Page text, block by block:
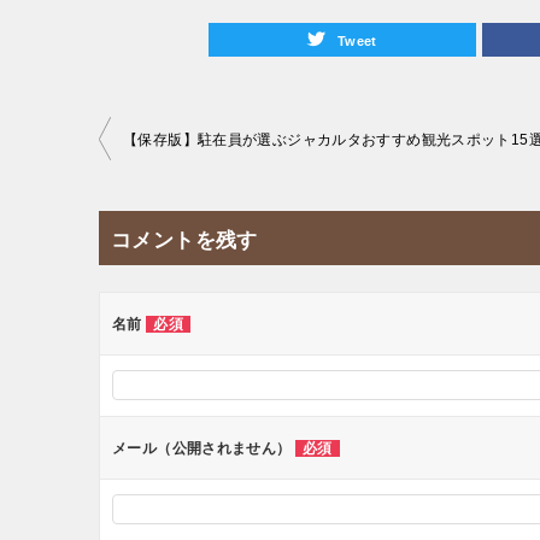
Tweet
投
ナ
ビ
ー
【保存版】駐在員が選ぶジャカルタおすすめ観光スポット15
コメントを残す
名前 必須
メール（公開されません） 必須